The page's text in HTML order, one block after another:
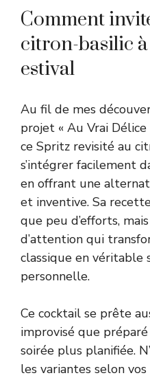
Comment
citron-basilic
estival
Au fil de mes
projet « Au Vrai Délice
ce Spritz revisité au
s’intégrer facilement
en offrant une
et inventive. Sa
que peu d’efforts,
d’attention qui
classique en
personnelle.
Ce cocktail se prête
improvisé que préparé
soirée plus planifiée.
les variantes selon